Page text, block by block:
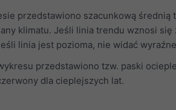
przedstawiono szacunkową
klimatu. Jeśli linia trendu wznosi
linia jest pozioma, nie widać
przedstawiono tzw. paski
dla cieplejszych lat.